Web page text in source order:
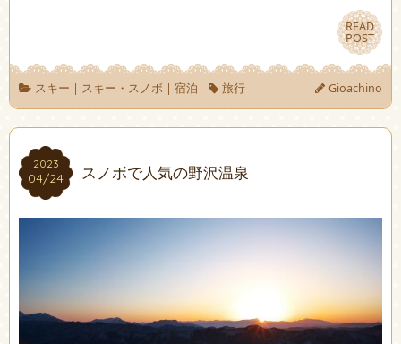
READ
POST
READ
POST
スキー | スキー・スノボ | 宿泊 旅行 Gioachino
2023
04/24
2023
04/24 スノボで人気の野沢温泉